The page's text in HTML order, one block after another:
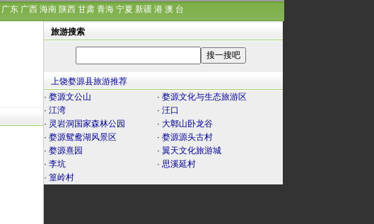
广东 广西 海南 陕西 甘肃 青海 宁夏 新疆 港 澳 台
旅游搜索
上饶婺源县旅游推荐
· 婺源文公山 · 婺源文化与生态旅游区
· 江湾 · 汪口
· 灵岩洞国家森林公园 · 大鄣山卧龙谷
· 婺源鸳鸯湖风景区 · 婺源源头古村
· 婺源熹园 · 翼天文化旅游城
· 李坑 · 思溪延村
· 篁岭村